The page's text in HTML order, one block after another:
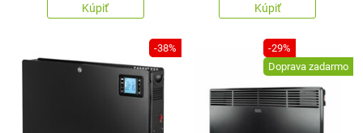
Kúpiť Kúpiť
-38%
-29%
Doprava zadarmo